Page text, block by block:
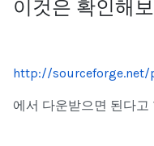
이것은 확인해
http://
에서 다운받으면 된다고